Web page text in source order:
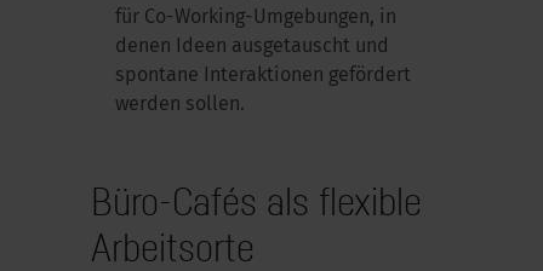
für Co-Working-Umgebungen, in
denen Ideen ausgetauscht und
spontane Interaktionen gefördert
werden sollen.
Büro-Cafés als flexible
Arbeitsorte